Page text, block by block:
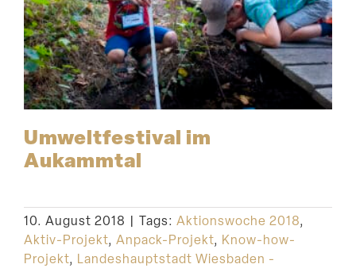
Umwelt­fes­tival im
Aukammtal
10. August 2018 | Tags: Aktionswoche 2018,
Aktiv-Projekt, Anpack-Projekt, Know-how-
Projekt, Landeshauptstadt Wiesbaden -